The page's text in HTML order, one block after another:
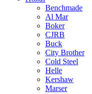
Benchmade
Al Mar
Boker
CJRB
Buck
City Brother
Cold Steel
Helle
Kershaw
Marser